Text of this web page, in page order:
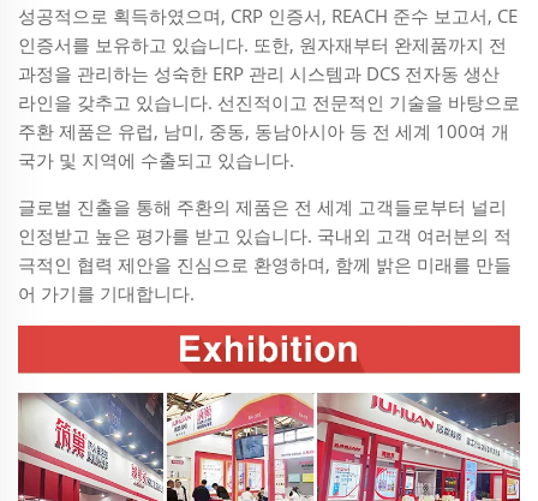
성공적으로 획득하였으며, CRP 인증서, REACH 준수 보고서, CE
인증서를 보유하고 있습니다. 또한, 원자재부터 완제품까지 전
과정을 관리하는 성숙한 ERP 관리 시스템과 DCS 전자동 생산
라인을 갖추고 있습니다. 선진적이고 전문적인 기술을 바탕으로
주환 제품은 유럽, 남미, 중동, 동남아시아 등 전 세계 100여 개
국가 및 지역에 수출되고 있습니다.
글로벌 진출을 통해 주환의 제품은 전 세계 고객들로부터 널리
인정받고 높은 평가를 받고 있습니다. 국내외 고객 여러분의 적
극적인 협력 제안을 진심으로 환영하며, 함께 밝은 미래를 만들
어 가기를 기대합니다.